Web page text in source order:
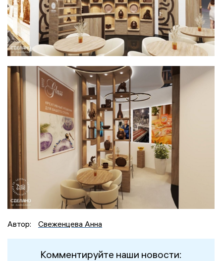
Автор: Свеженцева Анна
Комментируйте наши новости: